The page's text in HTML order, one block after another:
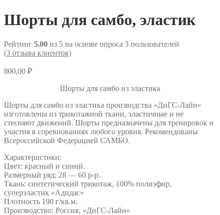
Шорты для самбо, эластик
Рейтинг 5.00 из 5 на основе опроса 3 пользователей
(3 отзыва клиентов)
800,00 ₽
Шорты для самбо из эластика
Шорты для самбо из эластика производства «ДиГС-Лайн»
изготовлены из трикотажной ткани, эластичные и не
стесняют движений. Шорты предназначены для тренировок и
участия в соревнованиях любого уровня. Рекомендованы
Всероссийской Федерацией САМБО.
Характеристики:
Цвет: красный и синий.
Размерный ряд: 28 — 60 р-р.
Ткань: синтетический трикотаж, 100% полиэфир,
суперэластик «Адидас»
Плотность 190 г/кв.м.
Производство: Россия, «ДиГС-Лайн»